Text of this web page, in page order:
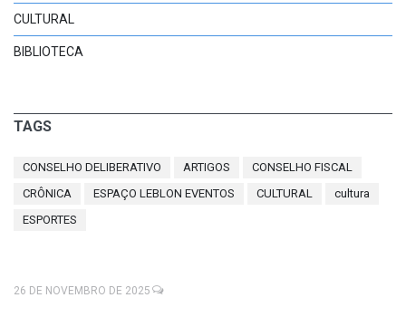
CULTURAL
BIBLIOTECA
TAGS
CONSELHO DELIBERATIVO ARTIGOS
CONSELHO FISCAL
CRÔNICA
ESPAÇO LEBLON EVENTOS CULTURAL
cultura
ESPORTES
26 DE NOVEMBRO DE 2025